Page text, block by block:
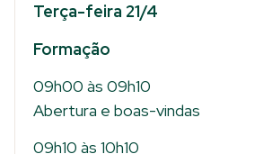
Terça-feira 21/4
Formação
09h00 às 09h10
Abertura e boas-vindas
09h10 às 10h10